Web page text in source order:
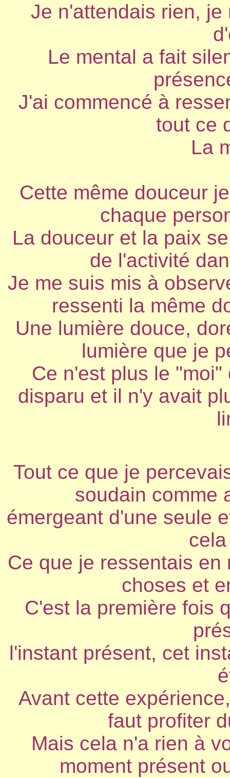
Je n'attendais rien,
Le mental a fait
J'ai commencé à
tout ce
La
Cette même douceur
chaque
La douceur et la paix
de l'activité
Je me suis mis à
ressenti la même
Une lumière douce,
lumière que je
Ce n'est plus le
disparu et il n'y avait
Tout ce que je
soudain comme
émergeant d'une seule
Ce que je ressentais
choses et
C'est la première fois
l'instant présent, cet
Avant cette
faut profiter
Mais cela n'a rien à
moment présent